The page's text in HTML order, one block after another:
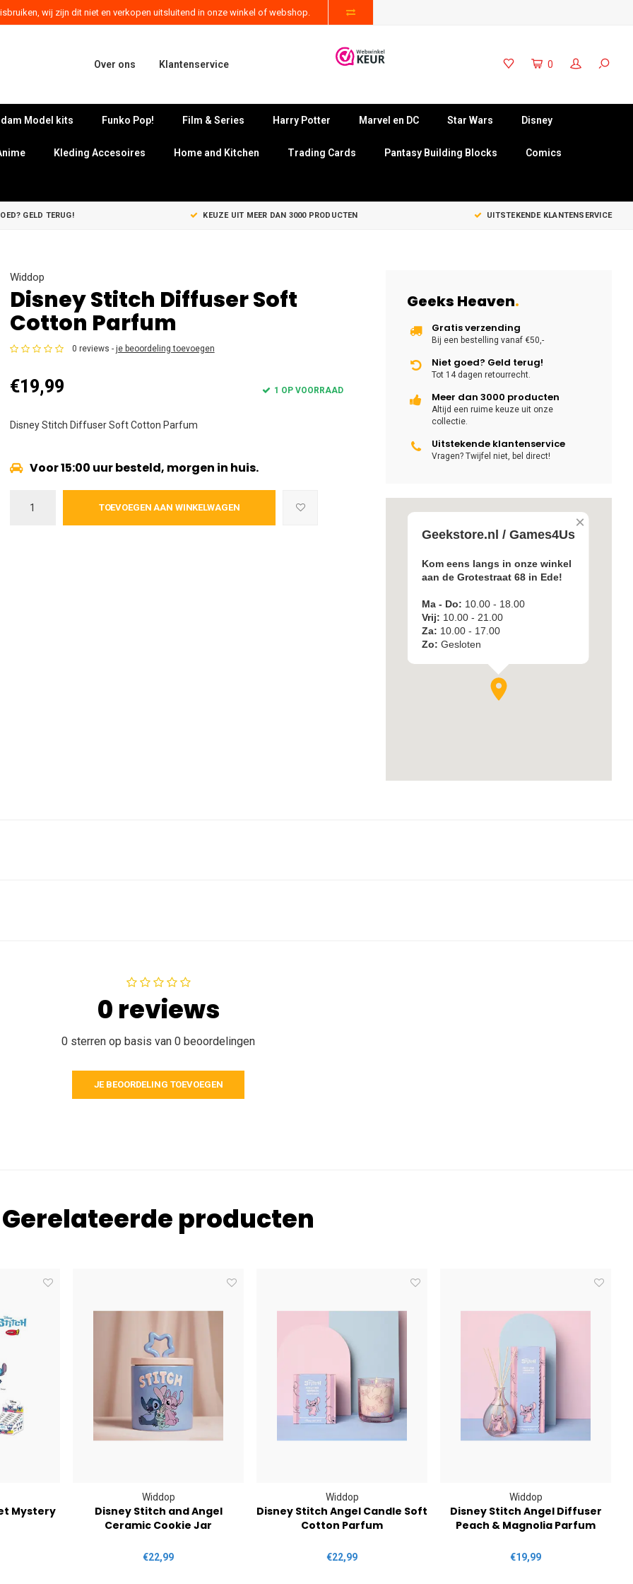
wij zijn dit niet en verkopen uitsluitend in onze winkel of webshop.
Over ons Klantenservice 0
Model kits Funko Pop! Film & Series Harry Potter Marvel en DC Star Wars Disney
Kleding Accesoires Home and Kitchen Trading Cards Pantasy Building Blocks Comics
GELD TERUG! KEUZE UIT MEER DAN 3000 PRODUCTEN UITSTEKENDE KLANTENSERVICE
Widdop
Disney Stitch Diffuser Soft
Cotton Parfum
0 reviews - je beoordeling toevoegen
€19,99 1 OP VOORRAAD
Disney Stitch Diffuser Soft Cotton Parfum
Voor 15:00 uur besteld, morgen in huis.
TOEVOEGEN AAN WINKELWAGEN
Geeks Heaven.
Gratis verzending
Bij een bestelling vanaf €50,-
Niet goed? Geld terug!
Tot 14 dagen retourrecht.
Meer dan 3000 producten
Altijd een ruime keuze uit onze
collectie.
Uitstekende klantenservice
Vragen? Twijfel niet, bel direct!
0 reviews
0 sterren op basis van 0 beoordelingen
JE BEOORDELING TOEVOEGEN
Gerelateerde producten
Mystery
Widdop
Disney Stitch and Angel
Ceramic Cookie Jar
€22,99
Widdop
Disney Stitch Angel Candle Soft
Cotton Parfum
€22,99
Widdop
Disney Stitch Angel Diffuser
Peach & Magnolia Parfum
€19,99